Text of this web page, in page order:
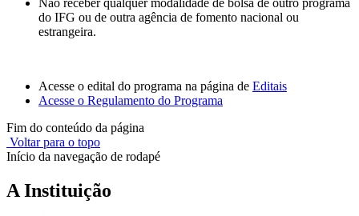
do IFG ou de outra agência de fomento nacional ou
estrangeira.
Acesse o edital do programa na página de Editais
Acesse o Regulamento do Programa
Fim do conteúdo da página
Voltar para o topo
Início da navegação de rodapé
A Instituição